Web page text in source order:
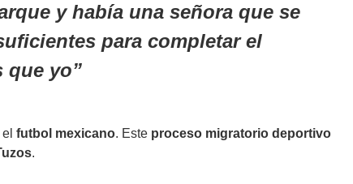
y había una señora que se
para completar el
que yo
futbol mexicano. Este proceso migratorio deportivo
.